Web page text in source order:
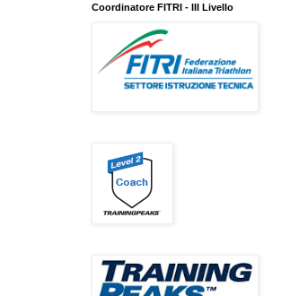
Coordinatore FITRI - III Livello